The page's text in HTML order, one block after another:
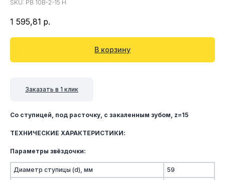
SKU: PB 10B-2-15 H
1 595,81 р.
В корзину
Заказать в 1 клик
Со ступицей, под расточку, c закаленным зубом, z=15
ТЕХНИЧЕСКИЕ ХАРАКТЕРИСТИКИ:
Параметры звёздочки:
Диаметр ступицы (d), мм
59